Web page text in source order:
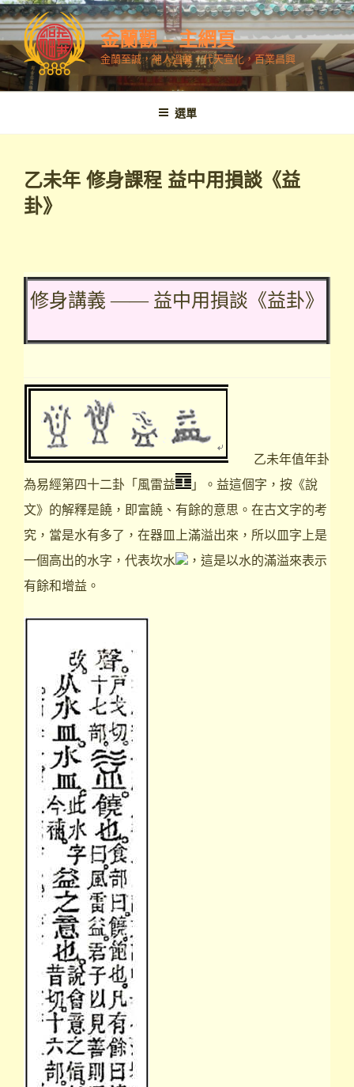
跳
至
內
容
金蘭觀 – 主網頁
金蘭至誠，神人溫馨，代天宣化，百業昌興
選單
乙未年 修身課程 益中用損談《益
卦》
修身講義 —— 益中用損談《益卦》
乙未年值年卦
為易經第四十二卦「風雷益
」。益這個字，按《說
文》的解釋是饒，即富饒、有餘的意思。在古文字的考
究，當是水有多了，在器皿上滿溢出來，所以皿字上是
一個高出的水字，代表坎水
，這是以水的滿溢來表示
有餘和增益。